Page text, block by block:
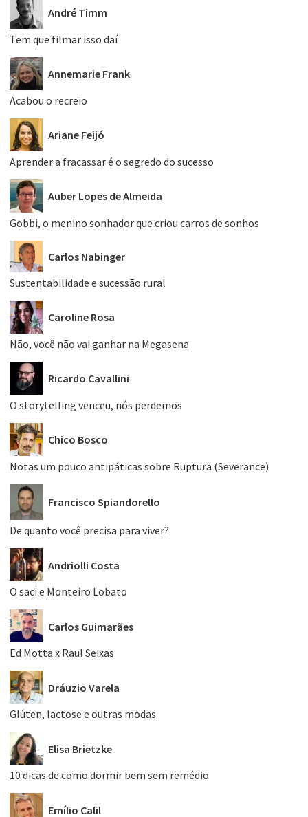
André Timm
Tem que filmar isso daí
Annemarie Frank
Acabou o recreio
Ariane Feijó
Aprender a fracassar é o segredo do sucesso
Auber Lopes de Almeida
Gobbi, o menino sonhador que criou carros de sonhos
Carlos Nabinger
Sustentabilidade e sucessão rural
Caroline Rosa
Não, você não vai ganhar na Megasena
Ricardo Cavallini
O storytelling venceu, nós perdemos
Chico Bosco
Notas um pouco antipáticas sobre Ruptura (Severance)
Francisco Spiandorello
De quanto você precisa para viver?
Andriolli Costa
O saci e Monteiro Lobato
Carlos Guimarães
Ed Motta x Raul Seixas
Dráuzio Varela
Glúten, lactose e outras modas
Elisa Brietzke
10 dicas de como dormir bem sem remédio
Emílio Calil